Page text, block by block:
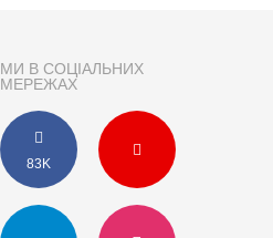
МИ В СОЦІАЛЬНИХ
МЕРЕЖАХ
83K